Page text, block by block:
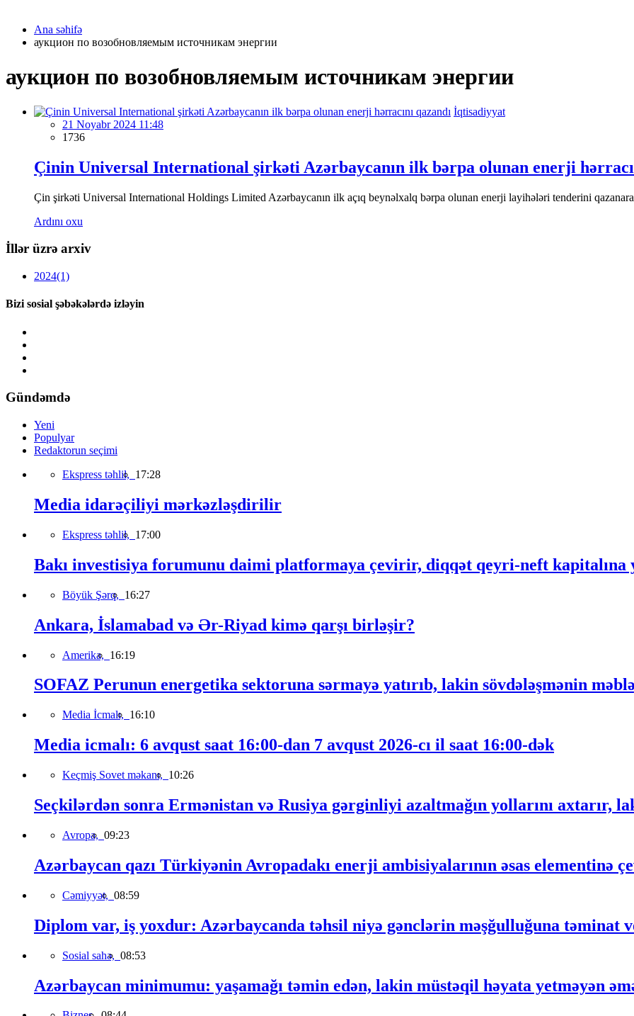
Ana səhifə
аукцион по возобновляемым источникам энергии
аукцион по возобновляемым источникам энергии
İqtisadiyyat
21 Noyabr 2024 11:48
1736
Çinin Universal International şirkəti Azərbaycanın ilk bərpa olunan enerji
Çin şirkəti Universal International Holdings Limited Azərbaycanın ilk açıq beynəlxalq bərpa olunan enerji layihələri tenderini
Ardını oxu
İllər üzrə arxiv
2024(1)
Bizi sosial şəbəkələrdə izləyin
Gündəmdə
Yeni
Populyar
Redaktorun seçimi
Ekspress təhlil, 17:28
Media idarəçiliyi mərkəzləşdirilir
Ekspress təhlil, 17:00
Bakı investisiya forumunu daimi platformaya çevirir, diqqət qeyri-neft kapitalına
Böyük Şərq, 16:27
Ankara, İslamabad və Ər-Riyad kimə qarşı birləşir?
Amerika, 16:19
SOFAZ Perunun energetika sektoruna sərmayə yatırıb, lakin sövdələşmənin
Media İcmalı, 16:10
Media icmalı: 6 avqust saat 16:00-dan 7 avqust 2026-cı il saat 16:00-dək
Keçmiş Sovet məkanı, 10:26
Seçkilərdən sonra Ermənistan və Rusiya gərginliyi azaltmağın yollarını axtarır,
Avropa, 09:23
Azərbaycan qazı Türkiyənin Avropadakı enerji ambisiyalarının əsas elementinə
Cəmiyyət, 08:59
Diplom var, iş yoxdur: Azərbaycanda təhsil niyə gənclərin məşğulluğuna təminat
Sosial sahə, 08:53
Azərbaycan minimumu: yaşamağı təmin edən, lakin müstəqil həyata yetməyən